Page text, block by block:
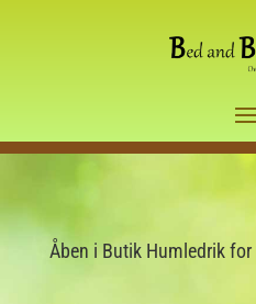
Åben i Butik Humledrik